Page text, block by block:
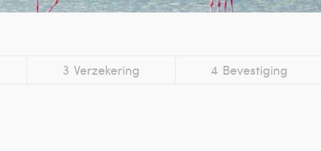
3 Verzekering 4 Bevestiging